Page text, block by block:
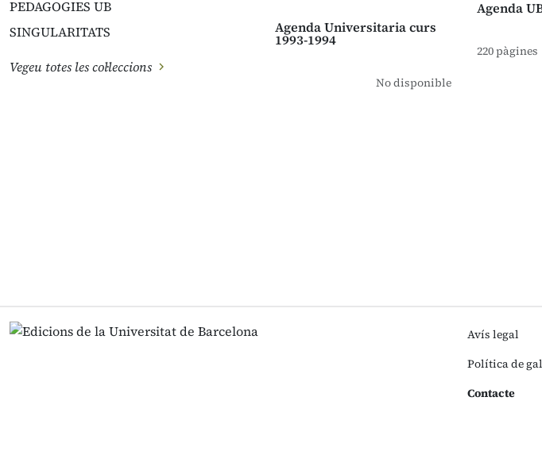
PEDAGOGIES UB
SINGULARITATS
Vegeu totes les col·leccions
Agenda Universitaria curs
1993-1994
No disponible
Agenda
220 pàgines
Avís legal
Política de
Contacte